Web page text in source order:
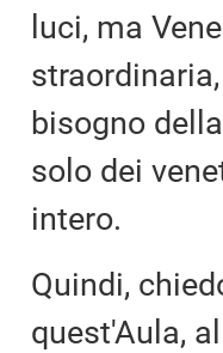
luci, ma
bisogno
solo dei
intero.
Quindi,
quest'Aula,